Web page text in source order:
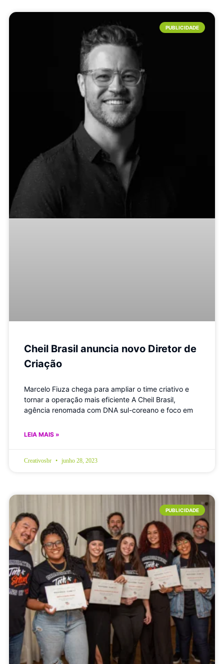
PUBLICIDADE
Cheil Brasil anuncia novo Diretor de
Criação
Marcelo Fiuza chega para ampliar o time criativo e
tornar a operação mais eficiente A Cheil Brasil,
agência renomada com DNA sul-coreano e foco em
LEIA MAIS »
Creativosbr junho 28, 2023
PUBLICIDADE